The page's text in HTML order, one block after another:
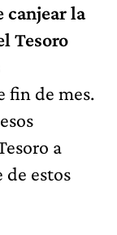
canjear la
Tesoro
fin de mes.
a
de estos